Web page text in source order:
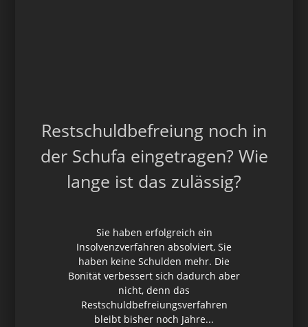
Restschuldbefreiung noch in
der Schufa eingetragen? Wie
lange ist das zulässig?
Sie haben erfolgreich ein
Insolvenzverfahren absolviert, Sie
haben keine Schulden mehr. Die
Bonität verbessert sich dadurch aber
nicht, denn das
Restschuldbefreiungsverfahren
bleibt bisher noch Jahre...